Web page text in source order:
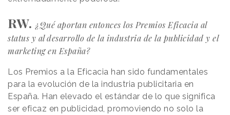
RW. ¿Qué aportan entonces los Premios Eficacia al
status y al desarrollo de la industria de la publicidad y el
marketing en España?
Los Premios a la Eficacia han sido fundamentales
para la evolución de la industria publicitaria en
España. Han elevado el estándar de lo que significa
ser eficaz en publicidad, promoviendo no solo la